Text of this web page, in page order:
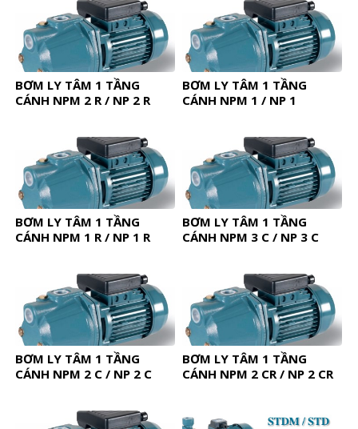
BƠM LY TÂM 1 TẦNG
CÁNH NPM 2 R / NP 2 R
BƠM LY TÂM 1 TẦNG
CÁNH NPM 1 / NP 1
BƠM LY TÂM 1 TẦNG
CÁNH NPM 1 R / NP 1 R
BƠM LY TÂM 1 TẦNG
CÁNH NPM 3 C / NP 3 C
BƠM LY TÂM 1 TẦNG
CÁNH NPM 2 C / NP 2 C
BƠM LY TÂM 1 TẦNG
CÁNH NPM 2 CR / NP 2 CR